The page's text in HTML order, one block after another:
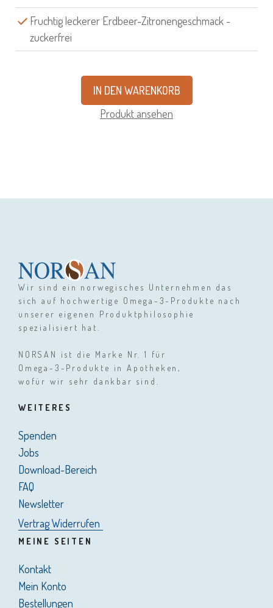
Fruchtig leckerer Erdbeer-Zitronengeschmack -
zuckerfrei
IN DEN WARENKORB
Produkt ansehen
Wir sind ein norwegisches Unternehmen das
sich auf hochwertige Omega-3-Produkte nach
unserer eigenen Produktphilosophie
spezialisiert hat.
NORSAN ist die Marke Nr. 1 für
Omega-3-Produkte in Apotheken,
wofür wir sehr dankbar sind.
WEITERES
Spenden
Jobs
Download-Bereich
FAQ
Newsletter
Vertrag Widerrufen
MEINE SEITEN
Kontakt
Mein Konto
Bestellungen